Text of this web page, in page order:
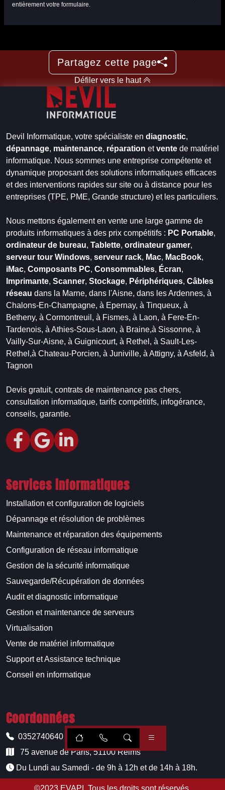
entièrement votre formulaire.
Partagez cette page
Défiler vers le haut
Devil Informatique, votre spécialiste en diagnostic,
dépannage, maintenance, réparation etvente de matériel
informatique. Nous sommes une entreprise compétente et
dynamique proposant des solutions informatiques efficaces
et des interventions rapides sur site ou à distance pour les
entreprises (TPE, PME, Grande structure) et les particuliers.
Nous mettons également en vente une large gamme de
produits informatiques à des prix compétitifs : PC Portable,
ordinateur de bureau, Tablette, ordinateur gamer,
serveur tour Windows, serveur rack, Mac, MacBook,
iMac, Composants PC, Consommables, Écran,
Imprimante, Scanner, Stockage, Périphériques, Câbles
réseau dans la Marne, dans l'Aisne, dans les Ardennes, à
Chalons-En-Champagne, à Epernay, à Tinqueux, à
Betheny, à Cormontreuil, à Fismes, à Laon, à Fere-En-
Tardenois, à Athies-Sous-Laon, à Braine,à Sissonne, à
Vailly-Sur-Aisne, à Guignicourt, à Rethel, à Sault-Les-
Rethel,à Chateau-Porcien, à Juniville, à Attigny, à Asfeld, à
Tagnon
Devis gratuit, contrats de maintenance pas chers,
consultation informatique, tarifs compétitifs, infogérance,
conseils, garantie.
Services informatiques
Installation et configuration de logiciels
Dépannage et résolution de problèmes
Maintenance et réparation des équipements
Configuration de réseau informatique
Gestion de la sécurité informatique
Sauvegarde/Récupération de données
Audit et diagnostic informatique
Gestion et maintenance de serveurs
Virtualisation
Vente de matériel informatique
Support et Assistance technique
Conseil en informatique
Coordonnées
0352740640
75 avenue de Paris, 51100 Reims
Du Lundi au Samedi - de 9h à 12h et de 14h à 18h.
©2023 EVAPI . Tous les droits sont réservés.